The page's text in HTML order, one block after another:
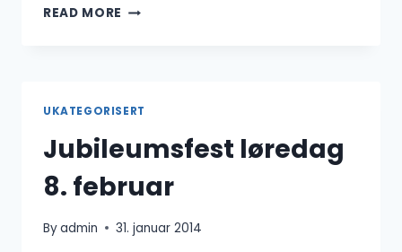
READ MORE INTRODUKSJONSKURS
UKATEGORISERT
Jubileumsfest løredag
8. februar
Byadmin 31. januar 2014